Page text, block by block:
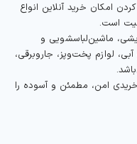
امکان خرید آنلاین انواع
است.
ماشین‌لباسشویی و
لوازم پخت‌وپز، جاروبرقی،
امن، مطمئن و آسوده را